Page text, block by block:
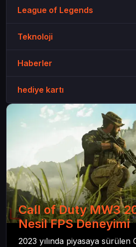
League of Legends
Teknoloji
Haberler
hediye kartı
Call of Duty MW3
Nesil FPS Deneyimi
2023 yılında piyasaya sürülen